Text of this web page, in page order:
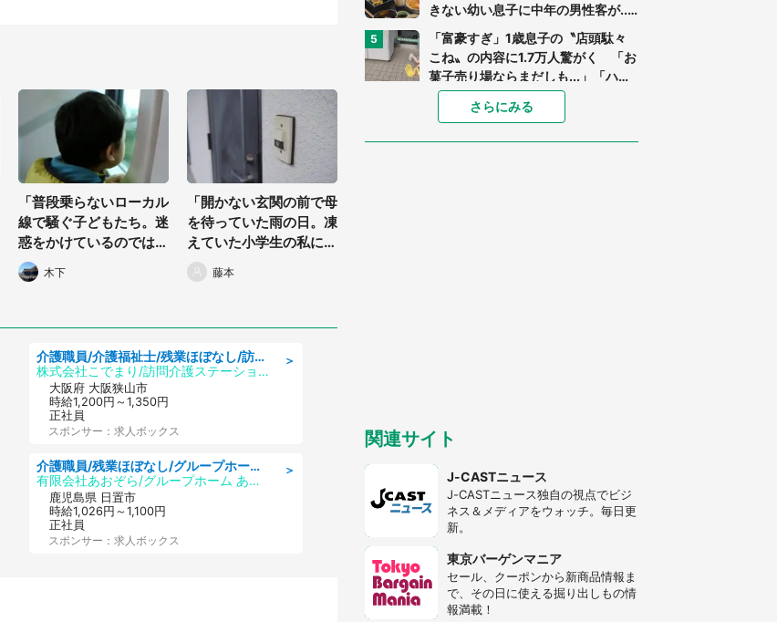
「普段乗らないローカル
線で騒ぐ子どもたち。迷
惑をかけているのではと
ハラハラしていたら、近
くにいたおじいさんがや
木下
「開かない玄関の前で母
を待っていた雨の日。凍
えていた小学生の私にス
ーツの男性が『おじさん
の家で...』」（栃木県・
藤本
＞
介護職員/介護福祉士/残業ほぼなし/訪問介護の介護職/シフト相談可
株式会社こでまり/訪問介護ステーション こでまり
大阪府 大阪狭山市
時給1,200円～1,350円
正社員
スポンサー：求人ボックス
＞
介護職員/残業ほぼなし/グループホームの介護職/シフト相談可
有限会社あおぞら/グループホーム あおぞら
鹿児島県 日置市
時給1,026円～1,100円
正社員
スポンサー：求人ボックス
きない幼い息子に中年の男性客が...
（東京都・40代男性）
「富豪すぎ」1歳息子の〝店頭駄々
こね〟の内容に1.7万人驚がく 「お
菓子売り場ならまだしも...」「ハー
ドル高い」
あまりにも四角すぎる猫、激写され
る 「これもう座布団だろ」「食パ
ンの耳」と1.4万人困惑
求めると、住人の男性が...」
さらにみる
関連サイト
J-CASTニュース
J-CASTニュース独自の視点でビジ
ネス＆メディアをウォッチ。毎日更
新。
東京バーゲンマニア
セール、クーポンから新商品情報ま
で、その日に使える掘り出しもの情
報満載！